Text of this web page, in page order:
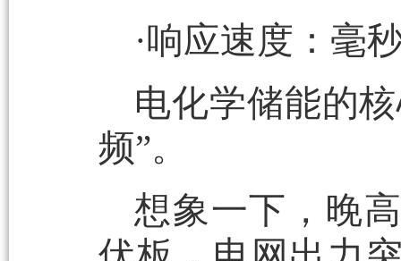
·响应速度：毫
电化学储能的
频”。
想象一下，晚